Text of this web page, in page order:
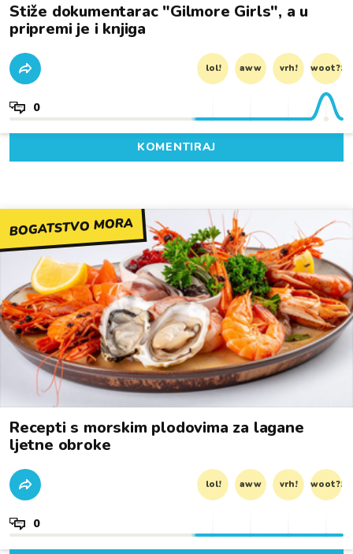
Stiže dokumentarac "Gilmore Girls", a u
pripremi je i knjiga
lol! aww vrh! woot?!
0
KOMENTIRAJ
BOGATSTVO MORA
Recepti s morskim plodovima za lagane
ljetne obroke
lol! aww vrh! woot?!
0